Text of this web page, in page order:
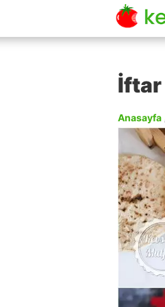
İftar
Anasayfa